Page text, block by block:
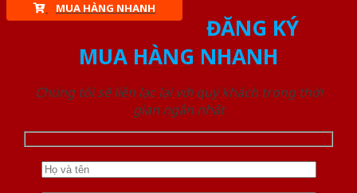
MUA HÀNG NHANH
ĐĂNG KÝ
MUA HÀNG NHANH
Chúng tôi sẽ liên lạc lại với quý khách trong thời
gian ngắn nhất